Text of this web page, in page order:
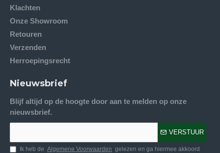
Klachten
Onze Showroom
Retouren
Verzenden
Herroepingsrecht
Nieuwsbrief
Blijf altijd op de hoogte door aan te melden op onze
nieuwsbrief.
VERSTUUR
Ik heb de Algemene Voorwaarden gelezen en ga hiermee akkoord